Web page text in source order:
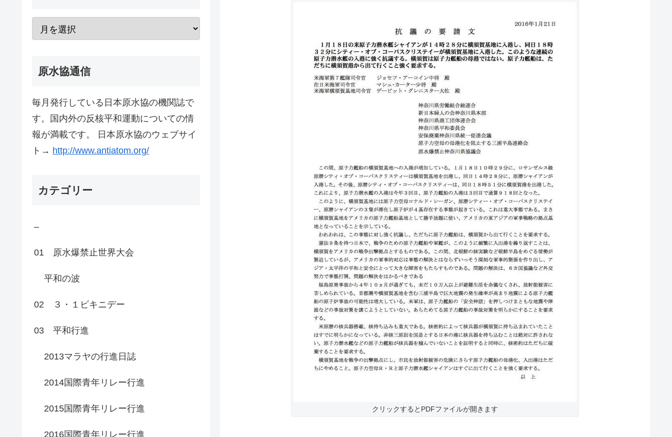
クリックするとPDFファイルが開きます
原水協通信
毎月発行している日本原水協の機関誌で
す。国内外の反核平和運動についての情
報が満載です。 日本原水協のウェブサイ
ト→ http://www.antiatom.org/
カテゴリー
–
01 原水爆禁止世界大会
平和の波
02 ３・１ビキニデー
03 平和行進
2013マラヤの行進日誌
2014国際青年リレー行進
2015国際青年リレー行進
2016国際青年リレー行進